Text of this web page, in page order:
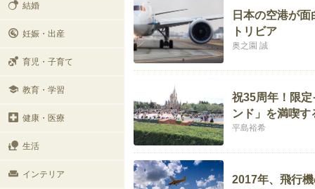
結婚
妊娠・出産
育児・子育て
教育・学習
健康・医療
生活
インテリア
日本の空港が
トリビア
奥之園 誠
祝35周年！限
ンド」を満喫
平島裕希
2017年、飛行